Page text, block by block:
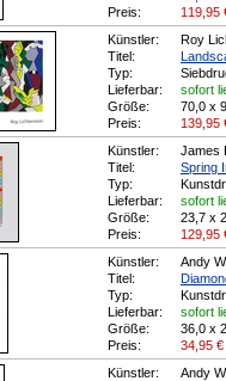
Preis:
119,95
Künstler:
Roy
Titel:
Typ:
Lieferbar:
sofort
Größe:
70,0 x
Preis:
139,95
Künstler:
James
Titel:
Spring
Typ:
Lieferbar:
sofort
Größe:
23,7 x
Preis:
129,95
Künstler:
Andy
Titel:
Typ:
Lieferbar:
sofort
Größe:
36,0 x
Preis:
34,95 €
Künstler:
Andy